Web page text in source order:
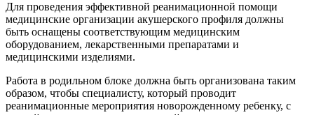
Для проведения эффективной реанимационной помощи
медицинские организации акушерского профиля должны
быть оснащены соответствующим медицинским
оборудованием, лекарственными препаратами и
медицинскими изделиями.
Работа в родильном блоке должна быть организована таким
образом, чтобы специалисту, который проводит
реанимационные мероприятия новорожденному ребенку, с